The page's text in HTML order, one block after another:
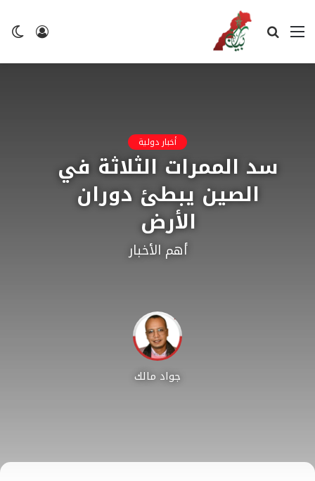
تسجيل
القائمة بحث
أخبار دولية
سد الممرات الثلاثة في
الصين يبطئ دوران
الأرض
أهم الأخبار
جواد مالك